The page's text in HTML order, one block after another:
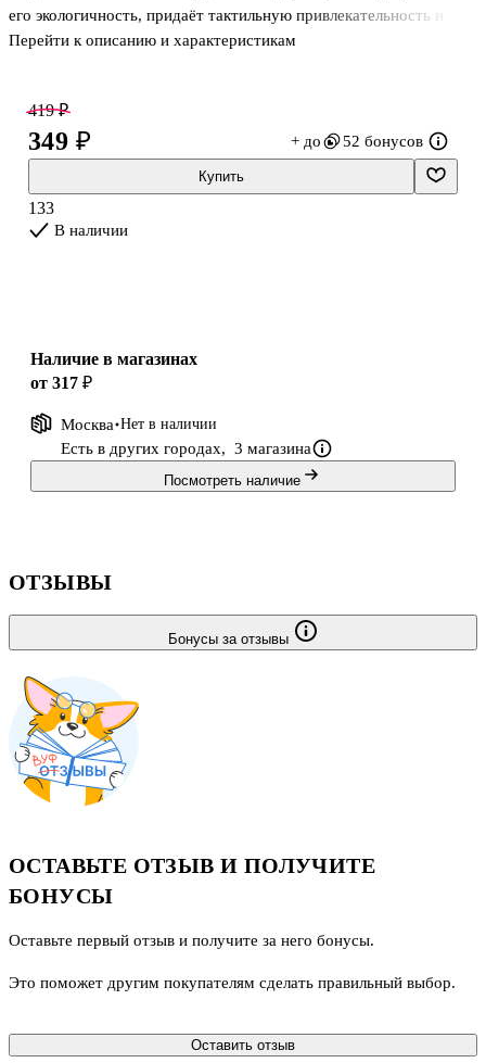
его экологичность, придаёт тактильную привлекательность и
неповторимый шарм ручной работы. Магнит станет достойным
Перейти к описанию и характеристикам
419 ₽
349 ₽ + до 52 бонусов
Купить
133
В наличии
Наличие в магазинах
от 317 ₽
Москва Нет в наличии
Есть в других городах, 3 магазина
Посмотреть наличие
ОТЗЫВЫ
Бонусы за отзывы
ОСТАВЬТЕ ОТЗЫВ И ПОЛУЧИТЕ
БОНУСЫ
Оставьте первый отзыв и получите за него бонусы.
Это поможет другим покупателям сделать правильный выбор.
Оставить отзыв